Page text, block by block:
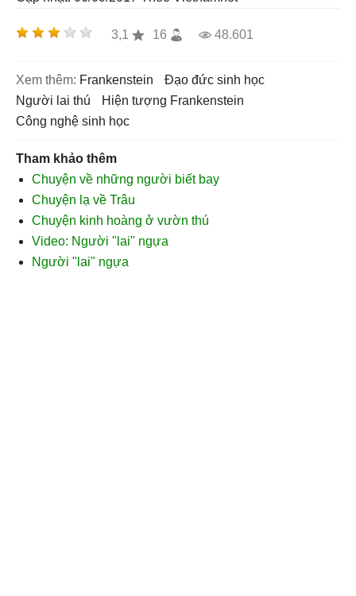
3,1 16 48.601
Xem thêm: Frankenstein
đạo đức sinh học
người lai thú
hiện tượng Frankenstein
công nghệ sinh học
Tham khảo thêm
Chuyện về những người biết bay
Chuyện lạ về Trâu
Chuyện kinh hoàng ở vườn thú
Video: Người "lai" ngựa
Người "lai" ngựa